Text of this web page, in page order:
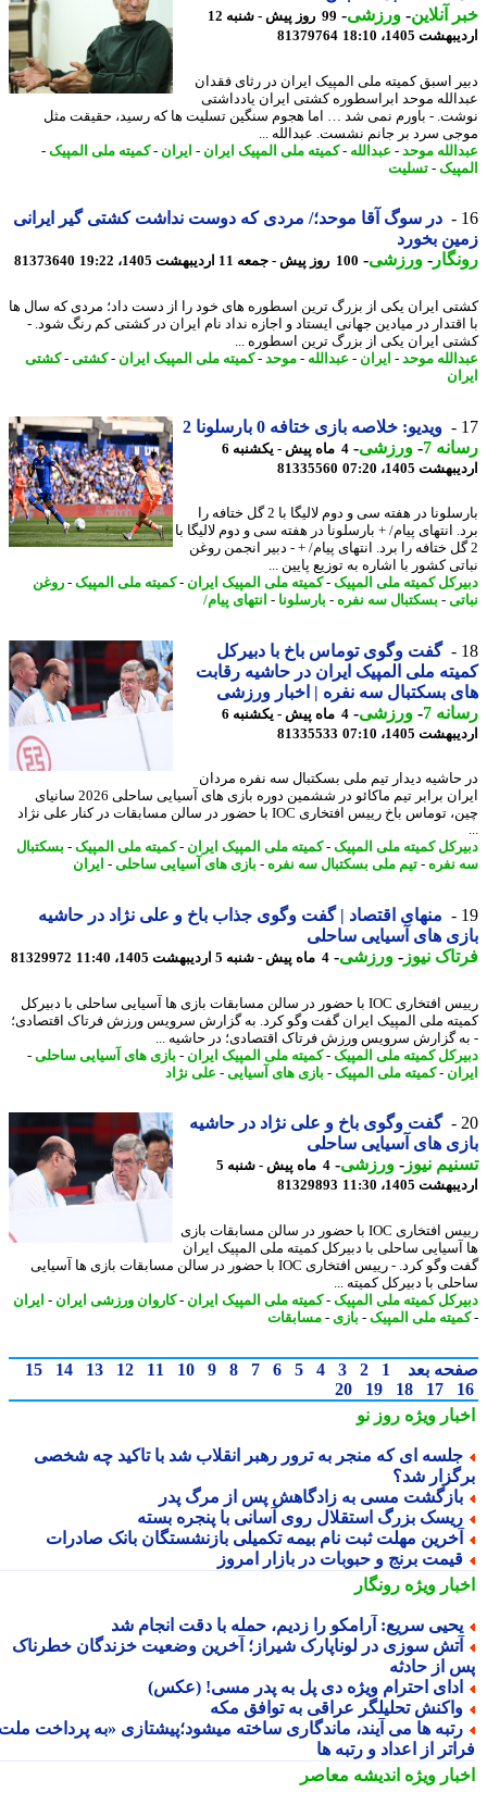
آنلاین-ورزشی-
99 روز پیش - شنبه 12
1405، 18:10
81379764
اسبق کمیته ملی المپیک ایران در رثای فقدان
موحد ابراسطوره کشتی ایران یادداشتی
- باورم نمی شد … اما هجوم سنگین تسلیت ها که رسید، حقیقت مثل
سرد بر جانم نشست. عبدالله ...
موحد-عبدالله-کمیته ملی المپیک ایران - ایران - کمیته ملی المپیک-
-تسلیت
در سوگ آقا موحد؛/ مردی که دوست نداشت کشتی گیر ایرانی
بخورد
-ورزشی-100 روز پیش - جمعه 11 اردیبهشت 1405، 19:22 81373640
ایران یکی از بزرگ ترین اسطوره های خود را از دست داد؛ مردی که سال ها
در میادین جهانی ایستاد و اجازه نداد نام ایران در کشتی کم رنگ شود. -
ایران یکی از بزرگ ترین اسطوره ...
موحد-ایران - عبدالله-موحد-کمیته ملی المپیک ایران - کشتی-کشتی
ویدیو: خلاصه بازی ختافه 0 بارسلونا 2
7
-ورزشی-
4 ماه پیش - یکشنبه 6
1405، 07:20
81335560
بارسلونا در هفته سی و دوم لالیگا با 2 گل ختافه را
انتهای پیام/ + بارسلونا در هفته سی و دوم لالیگا با
ختافه را برد. انتهای پیام/ + - دبیر انجمن روغن
کشور با اشاره به توزیع پایین ...
کمیته ملی المپیک-کمیته ملی المپیک ایران - کمیته ملی المپیک-روغن
-بسکتبال سه نفره -بارسلونا-انتهای پیام/
گفت وگوی توماس باخ با دبیرکل
ملی المپیک ایران در حاشیه رقابت
بسکتبال سه نفره | اخبار ورزشی
7
-ورزشی-
4 ماه پیش - یکشنبه 6
1405، 07:10
81335533
دیدار تیم ملی بسکتبال سه نفره مردان
ایران برابر تیم ماکائو در ششمین دوره بازی های آسیایی ساحلی 2026 سانیای
چین، توماس باخ رییس افتخاری IOC با حضور در سالن مسابقات در کنار علی نژاد
کمیته ملی المپیک-کمیته ملی المپیک ایران - کمیته ملی المپیک-بسکتبال
-تیم ملی بسکتبال سه نفره -بازی های آسیایی ساحلی-ایران
منهای اقتصاد | گفت وگوی جذاب باخ و علی نژاد در حاشیه
های آسیایی ساحلی
نیوز-ورزشی-4 ماه پیش - شنبه 5 اردیبهشت 1405، 11:40 81329972
رییس افتخاری IOC با حضور در سالن مسابقات بازی ها آسیایی ساحلی با دبیرکل
ملی المپیک ایران گفت وگو کرد. به گزارش سرویس ورزش فرتاک اقتصادی؛
گزارش سرویس ورزش فرتاک اقتصادی؛ در حاشیه ...
کمیته ملی المپیک-کمیته ملی المپیک ایران - بازی های آسیایی ساحلی-
- کمیته ملی المپیک-بازی های آسیایی-علی نژاد
گفت وگوی باخ و علی نژاد در حاشیه
های آسیایی ساحلی
نیوز-ورزشی-
4 ماه پیش - شنبه 5
1405، 11:30
81329893
رییس افتخاری IOC با حضور در سالن مسابقات بازی
ساحلی با دبیرکل کمیته ملی المپیک ایران
گفت وگو کرد. - رییس افتخاری IOC با حضور در سالن مسابقات بازی ها آسیایی
با دبیرکل کمیته ...
کمیته ملی المپیک-کمیته ملی المپیک ایران - کاروان ورزشی ایران -
ایران
ملی المپیک-بازی - مسابقات
بعد 1
2
3
4
5
6
7
8
9
10
11
12
13
14
15
17
18
19
20
ویژهروز نو
ای که منجر به ترور رهبر انقلاب شد با تاکید چه شخصی
شد؟
مسی به زادگاهش پس از مرگ پدر
بزرگ استقلال روی آسانی با پنجره بسته
مهلت ثبت نام بیمه تکمیلی بازنشستگان بانک صادرات
برنج و حبوبات در بازار امروز
ویژهرونگار
سریع: آرامکو را زدیم، حمله با دقت انجام شد
سوزی در لوناپارک شیراز؛ آخرین وضعیت خزندگان خطرناک
از حادثه
احترام ویژه دی پل به پدر مسی! (عکس)
تحلیلگر عراقی به توافق مکه
ها می آیند، ماندگاری ساخته میشود؛پیشتازی «به پرداخت ملت
از اعداد و رتبه ها
ویژهاندیشه معاصر